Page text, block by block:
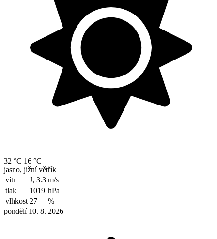
32 °C 16 °C
jasno, jižní větřík
vítr
J, 3.3 m/s
tlak
1019 hPa
vlhkost 27
%
pondělí 10. 8. 2026